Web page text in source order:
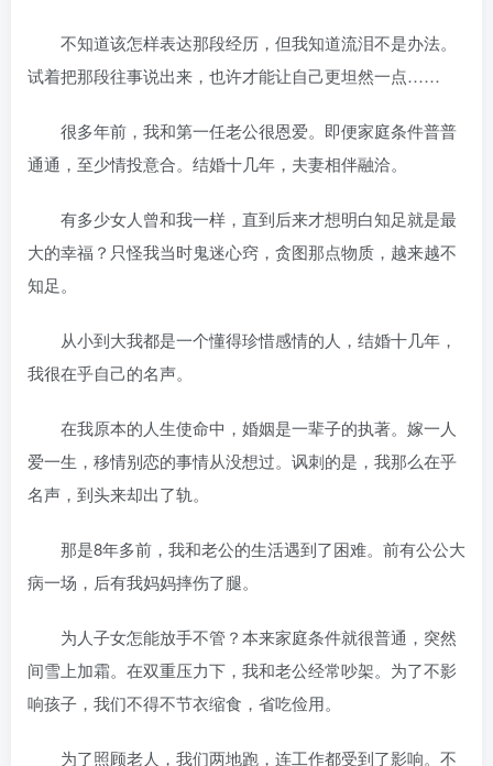
不知道该怎样表达那段经历，但我知道流泪不是办法。
试着把那段往事说出来，也许才能让自己更坦然一点……
很多年前，我和第一任老公很恩爱。即便家庭条件普普
通通，至少情投意合。结婚十几年，夫妻相伴融洽。
有多少女人曾和我一样，直到后来才想明白知足就是最
大的幸福？只怪我当时鬼迷心窍，贪图那点物质，越来越不
知足。
从小到大我都是一个懂得珍惜感情的人，结婚十几年，
我很在乎自己的名声。
在我原本的人生使命中，婚姻是一辈子的执著。嫁一人
爱一生，移情别恋的事情从没想过。讽刺的是，我那么在乎
名声，到头来却出了轨。
那是8年多前，我和老公的生活遇到了困难。前有公公大
病一场，后有我妈妈摔伤了腿。
为人子女怎能放手不管？本来家庭条件就很普通，突然
间雪上加霜。在双重压力下，我和老公经常吵架。为了不影
响孩子，我们不得不节衣缩食，省吃俭用。
为了照顾老人，我们两地跑，连工作都受到了影响。不